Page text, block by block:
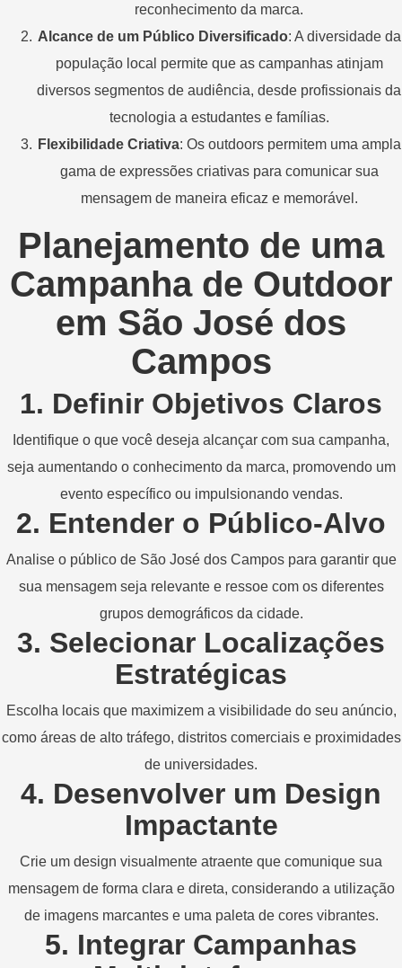
reconhecimento da marca.
Alcance de um Público Diversificado: A diversidade da
população local permite que as campanhas atinjam
diversos segmentos de audiência, desde profissionais da
tecnologia a estudantes e famílias.
Flexibilidade Criativa: Os outdoors permitem uma ampla
gama de expressões criativas para comunicar sua
mensagem de maneira eficaz e memorável.
Planejamento de uma
Campanha de Outdoor
em São José dos
Campos
1. Definir Objetivos Claros
Identifique o que você deseja alcançar com sua campanha,
seja aumentando o conhecimento da marca, promovendo um
evento específico ou impulsionando vendas.
2. Entender o Público-Alvo
Analise o público de São José dos Campos para garantir que
sua mensagem seja relevante e ressoe com os diferentes
grupos demográficos da cidade.
3. Selecionar Localizações
Estratégicas
Escolha locais que maximizem a visibilidade do seu anúncio,
como áreas de alto tráfego, distritos comerciais e proximidades
de universidades.
4. Desenvolver um Design
Impactante
Crie um design visualmente atraente que comunique sua
mensagem de forma clara e direta, considerando a utilização
de imagens marcantes e uma paleta de cores vibrantes.
5. Integrar Campanhas